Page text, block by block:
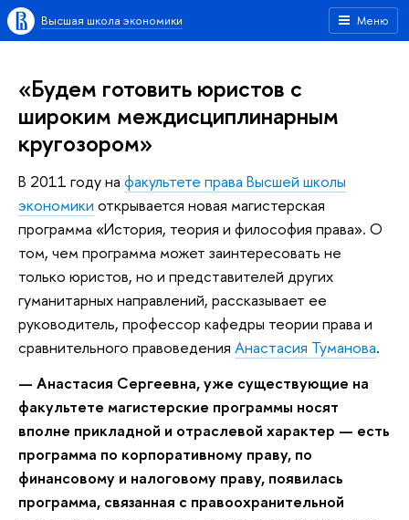
Меню
Высшая школа экономики
«Будем готовить юристов с
широким междисциплинарным
кругозором»
В 2011 году на факультете права Высшей школы
экономики открывается новая магистерская
программа «История, теория и философия права». О
том, чем программа может заинтересовать не
только юристов, но и представителей других
гуманитарных направлений, рассказывает ее
руководитель, профессор кафедры теории права и
сравнительного правоведения Анастасия Туманова.
— Анастасия Сергеевна, уже существующие на
факультете магистерские программы носят
вполне прикладной и отраслевой характер — есть
программа по корпоративному праву, по
финансовому и налоговому праву, появилась
программа, связанная с правоохранительной